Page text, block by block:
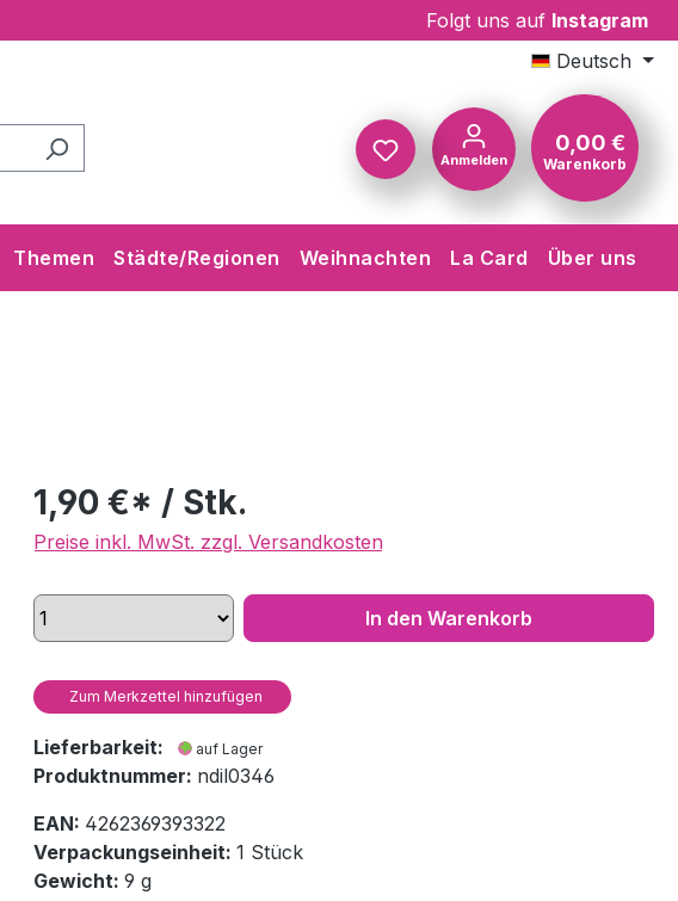
Folgt uns auf Instagram
Deutsch
Anmelden
0,00 €
Warenkorb
Themen Städte/Regionen Weihnachten La Card Über uns
1,90 €* / Stk.
Preise inkl. MwSt. zzgl. Versandkosten
In den Warenkorb
Zum Merkzettel hinzufügen
Lieferbarkeit: auf Lager
Produktnummer: ndil0346
EAN: 4262369393322
Verpackungseinheit: 1 Stück
Gewicht: 9 g